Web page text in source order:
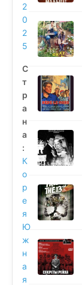
2
0
2
5
С
т
р
а
н
а
:
К
о
р
е
я
Ю
ж
н
а
я